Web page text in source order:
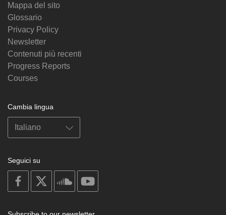
Mappa del sito
Glossario
Privacy Policy
Newsletter
Contenuti più recenti
Progress Reports
Courses
Cambia lingua
Seguici su
on
facebook
soundcloud